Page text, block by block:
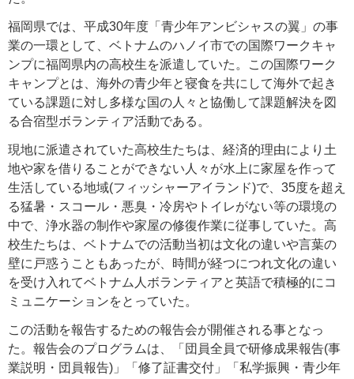
福岡県では、平成30年度「青少年アンビシャスの翼」の事
業の一環として、ベトナムのハノイ市での国際ワークキャ
ンプに福岡県内の高校生を派遣していた。この国際ワーク
キャンプとは、海外の青少年と寝食を共にして海外で起き
ている課題に対し多様な国の人々と協働して課題解決を図
る合宿型ボランティア活動である。
現地に派遣されていた高校生たちは、経済的理由により土
地や家を借りることができない人々が水上に家屋を作って
生活している地域(フィッシャーアイランド)で、35度を超え
る猛暑・スコール・悪臭・冷房やトイレがない等の環境の
中で、浄水器の制作や家屋の修復作業に従事していた。高
校生たちは、ベトナムでの活動当初は文化の違いや言葉の
壁に戸惑うこともあったが、時間が経つにつれ文化の違い
を受け入れてベトナム人ボランティアと英語で積極的にコ
ミュニケーションをとっていた。
この活動を報告するための報告会が開催される事となっ
た。報告会のプログラムは、「団員全員で研修成果報告(事
業説明・団員報告)」「修了証書交付」「私学振興・青少年